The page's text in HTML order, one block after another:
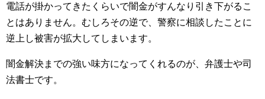
電話が掛かってきたくらいで闇金がすんなり引き下がるこ
とはありません。むしろその逆で、警察に相談したことに
逆上し被害が拡大してしまいます。
闇金解決までの強い味方になってくれるのが、弁護士や司
法書士です。